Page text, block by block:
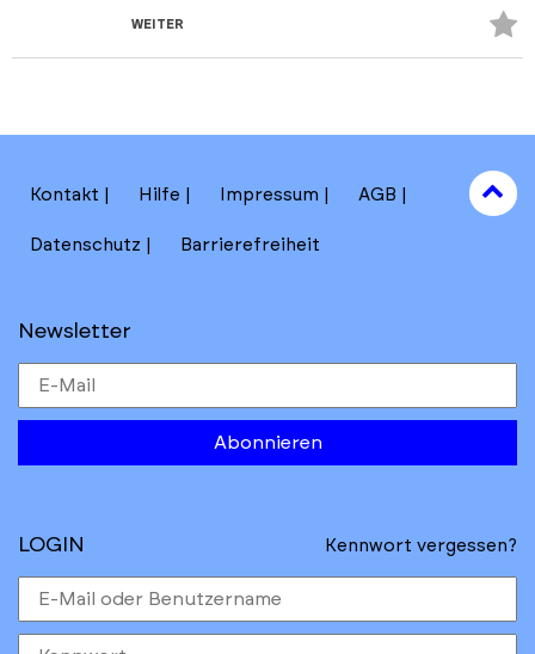
WEITER
Kontakt Hilfe Impressum AGB
Datenschutz Barrierefreiheit
Newsletter
Abonnieren
to
top
LOGIN Kennwort vergessen?